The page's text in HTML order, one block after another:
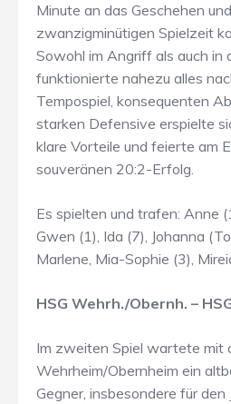
Minute an das Geschehen
zwanzigminütigen Spielzeit
Sowohl im Angriff als auch in
funktionierte nahezu alles
Tempospiel, konsequenten
starken Defensive erspielte
klare Vorteile und feierte am
souveränen 20:2-Erfolg.
Es spielten und trafen: Anne
Gwen (1), Ida (7), Johanna
Marlene, Mia-Sophie (3),
HSG Wehrh./Obernh. –
Im zweiten Spiel wartete mit
Wehrheim/Obernheim ein
Gegner, insbesondere für